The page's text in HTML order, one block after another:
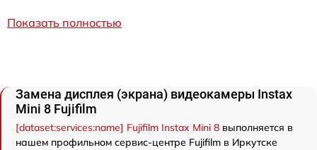
Показать полностью
Замена дисплея (экрана) видеокамеры Instax
Mini 8 Fujifilm
[dataset:services:name] Fujifilm Instax Mini 8 выполняется в
нашем профильном сервис-центре Fujifilm в Иркутске